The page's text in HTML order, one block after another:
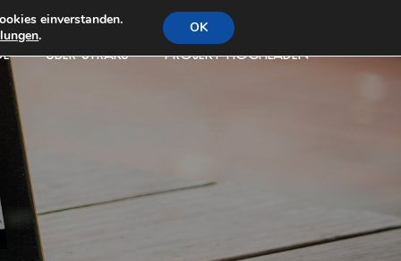
ÜBER STRAKS PROJEKT HOCHLADEN
einverstanden.
. OK